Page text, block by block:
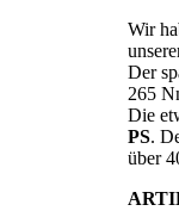
Wir
Der
265
Die
PS.
über